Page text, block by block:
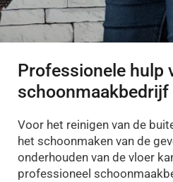
Professionele hulp
schoonmaakbedrijf
Voor het reinigen van de
het schoonmaken van de
onderhouden van de vloer
professioneel